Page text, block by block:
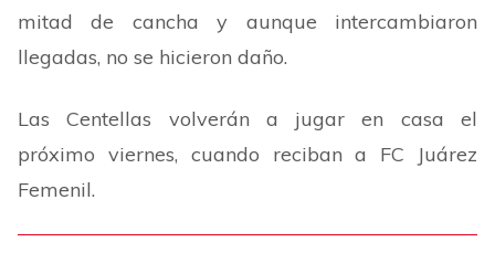
mitad de cancha y aunque intercambiaron
llegadas, no se hicieron daño.
Las Centellas volverán a jugar en casa el
próximo viernes, cuando reciban a FC Juárez
Femenil.